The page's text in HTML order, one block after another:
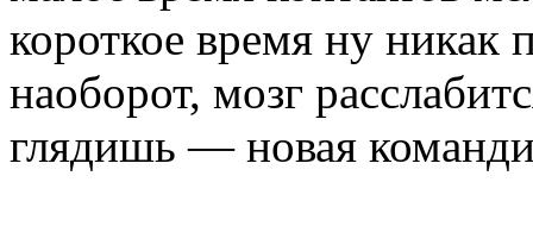
короткое время ну никак
наоборот, мозг
глядишь — новая